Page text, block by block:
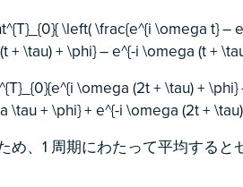
\left( \frac{e^{i \omega t} –
+ \tau) + \phi} – e^{-i \omega (t +
\omega (2t + \tau) +
\tau + \phi} + e^{-i \omega (2t +
め、1 周期にわたって平均する